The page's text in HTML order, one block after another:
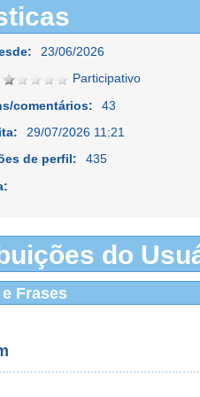
23/06/2026
Participativo
comentários:
43
29/07/2026 11:21
de perfil:
435
do
Frases